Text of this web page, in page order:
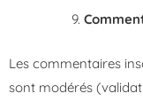
Les commentaires
sont modérés